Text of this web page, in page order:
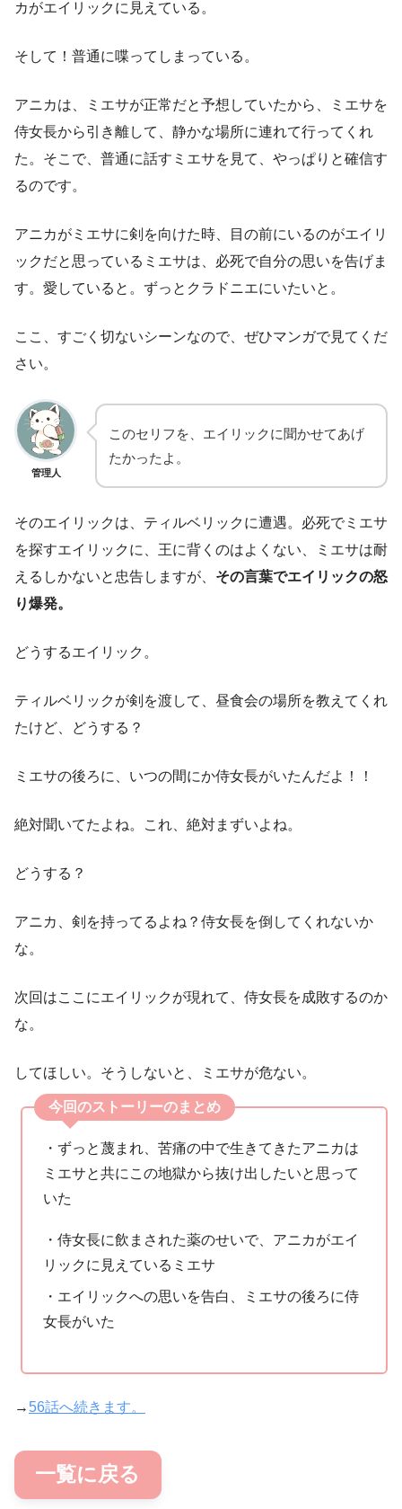
カがエイリックに見えている。
そして！普通に喋ってしまっている。
アニカは、ミエサが正常だと予想していたから、ミエサを
侍女長から引き離して、静かな場所に連れて行ってくれ
た。そこで、普通に話すミエサを見て、やっぱりと確信す
るのです。
アニカがミエサに剣を向けた時、目の前にいるのがエイリ
ックだと思っているミエサは、必死で自分の思いを告げま
す。愛していると。ずっとクラドニエにいたいと。
ここ、すごく切ないシーンなので、ぜひマンガで見てくだ
さい。
管理人
このセリフを、エイリックに聞かせてあげ
たかったよ。
そのエイリックは、ティルベリックに遭遇。必死でミエサ
を探すエイリックに、王に背くのはよくない、ミエサは耐
えるしかないと忠告しますが、 その言葉でエイリックの怒
り爆発。
どうするエイリック。
ティルベリックが剣を渡して、昼食会の場所を教えてくれ
たけど、どうする？
ミエサの後ろに、いつの間にか侍女長がいたんだよ！！
絶対聞いてたよね。これ、絶対まずいよね。
どうする？
アニカ、剣を持ってるよね？侍女長を倒してくれないか
な。
次回はここにエイリックが現れて、侍女長を成敗するのか
な。
してほしい。そうしないと、ミエサが危ない。
今回のストーリーのまとめ
・ずっと蔑まれ、苦痛の中で生きてきたアニカは
ミエサと共にこの地獄から抜け出したいと思って
いた
・侍女長に飲まされた薬のせいで、アニカがエイ
リックに見えているミエサ
・エイリックへの思いを告白、ミエサの後ろに侍
女長がいた
→ 56話へ続きます。
一覧に戻る